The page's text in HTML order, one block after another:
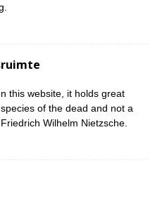
this website, it holds great
of the dead and not a
Wilhelm Nietzsche.